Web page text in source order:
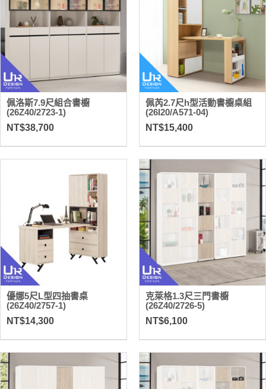
佩洛斯7.9尺組合書櫥
(26Z40/2723-1)
NT$38,700
佩芮2.7尺h型活動書櫥桌組
(26I20/A571-04)
NT$15,400
優娜5尺L型四抽書桌
(26Z40/2757-1)
NT$14,300
克萊格1.3尺三門書櫥
(26Z40/2726-5)
NT$6,100